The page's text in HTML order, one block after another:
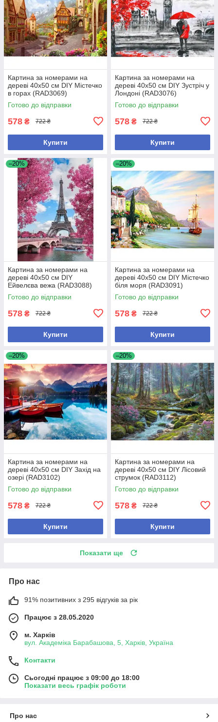
Картина за номерами на
дереві 40х50 см DIY Містечко
в горах (RAD3069)
Готово до відправки
578 ₴ 722 ₴
Купити
Картина за номерами на
дереві 40х50 см DIY Зустріч у
Лондоні (RAD3076)
Готово до відправки
578 ₴ 722 ₴
Купити
–20%
Картина за номерами на
дереві 40х50 см DIY
Ейвелєва вежа (RAD3088)
Готово до відправки
578 ₴ 722 ₴
Купити
–20%
Картина за номерами на
дереві 40х50 см DIY Містечко
біля моря (RAD3091)
Готово до відправки
578 ₴ 722 ₴
Купити
–20%
Картина за номерами на
дереві 40х50 см DIY Захід на
озері (RAD3102)
Готово до відправки
578 ₴ 722 ₴
Купити
–20%
Картина за номерами на
дереві 40х50 см DIY Лісовий
струмок (RAD3112)
Готово до відправки
578 ₴ 722 ₴
Купити
Показати ще
Про нас
91% позитивних з 295 відгуків за рік
Працює з 28.05.2020
м. Харків
вул. Академіка Барабашова, 5, Харків, Україна
Контакти
Сьогодні працює з 09:00 до 18:00
Показати весь графік роботи
Про нас